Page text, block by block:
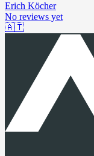
Erich Köcher
No reviews yet
🇦🇹